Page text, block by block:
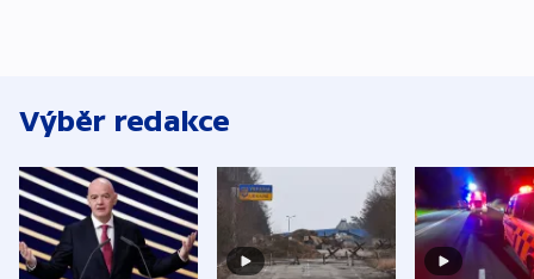
Výběr redakce